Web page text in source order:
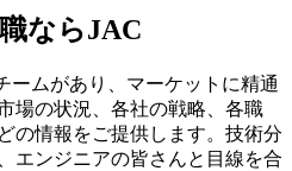
ならJAC
ームがあり、マーケットに精通
場の状況、各社の戦略、各職
の情報をご提供します。技術分
エンジニアの皆さんと目線を合